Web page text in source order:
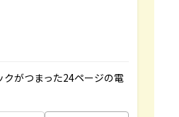
がつまった24ページの電